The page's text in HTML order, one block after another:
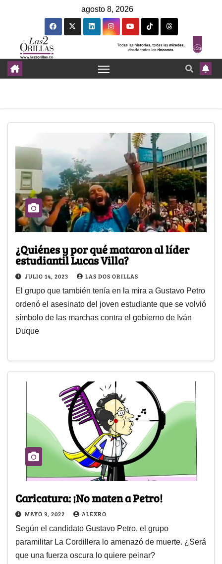
agosto 8, 2026
¿Quiénes y por qué mataron al líder
estudiantil Lucas Villa?
JULIO 14, 2023 LAS DOS ORILLAS
El grupo que también tenía en la mira a Gustavo Petro
ordenó el asesinato del joven estudiante que se volvió
símbolo de las marchas contra el gobierno de Iván
Duque
Caricatura: ¡No maten a Petro!
MAYO 3, 2022 ALEXRO
Según el candidato Gustavo Petro, el grupo
paramilitar La Cordillera lo amenazó de muerte. ¿Será
que una fuerza oscura lo quiere peinar?